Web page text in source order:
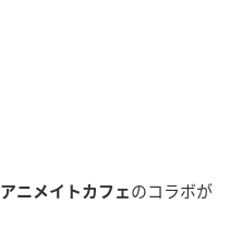
アニメイトカフェ のコラボが